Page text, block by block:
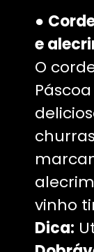
●
e
O
vinho
Dica: